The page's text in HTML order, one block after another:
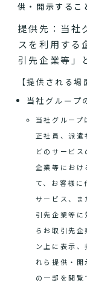
供・開示するこ
提供先：当社
スを利用する
引先企業等」
【提供される場
当社グループ
当社グループ
正社員、派遣
どのサービ
企業等におけ
て、お客様
サービス、ま
引先企業等
らお取引先
ン上に表示
れら提供・開
の一部を閲